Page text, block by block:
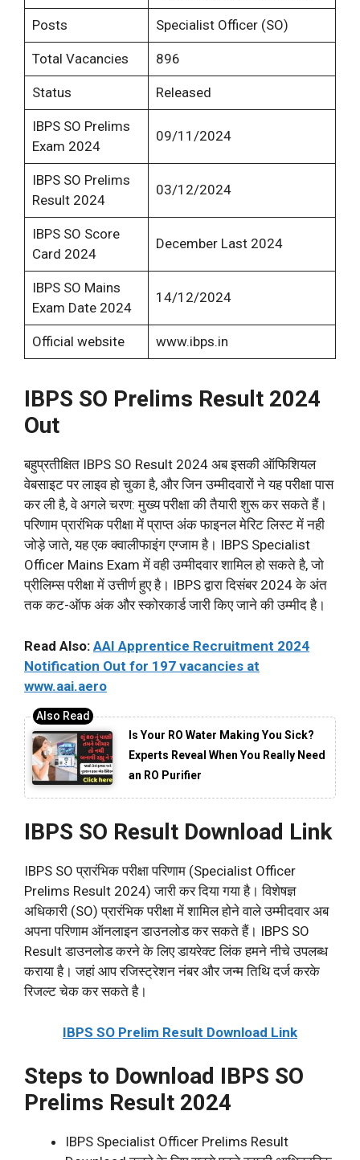
Posts Specialist Officer (SO)
Total Vacancies 896
Status Released
IBPS SO Prelims
Exam 2024
09/11/2024
IBPS SO Prelims
Result 2024
03/12/2024
IBPS SO Score
Card 2024
December Last 2024
IBPS SO Mains
Exam Date 2024
14/12/2024
Official website www.ibps.in
IBPS SO Prelims Result 2024
Out
बहुप्रतीक्षित IBPS SO Result 2024 अब इसकी ऑफिशियल
वेबसाइट पर लाइव हो चुका है, और जिन उम्मीदवारों ने यह परीक्षा पास
कर ली है, वे अगले चरण: मुख्य परीक्षा की तैयारी शुरू कर सकते हैं।
परिणाम प्रारंभिक परीक्षा में प्राप्त अंक फाइनल मेरिट लिस्ट में नही
जोड़े जाते, यह एक क्वालीफाइंग एग्जाम है। IBPS Specialist
Officer Mains Exam में वही उम्मीदवार शामिल हो सकते है, जो
प्रीलिम्स परीक्षा में उत्तीर्ण हुए है। IBPS द्वारा दिसंबर 2024 के अंत
तक कट-ऑफ अंक और स्कोरकार्ड जारी किए जाने की उम्मीद है।
Read Also: AAI Apprentice Recruitment 2024
Notification Out for 197 vacancies at
www.aai.aero
Is Your RO Water Making You Sick?
Experts Reveal When You Really Need
an RO Purifier
IBPS SO Result Download Link
IBPS SO प्रारंभिक परीक्षा परिणाम (Specialist Officer
Prelims Result 2024) जारी कर दिया गया है। विशेषज्ञ
अधिकारी (SO) प्रारंभिक परीक्षा में शामिल होने वाले उम्मीदवार अब
अपना परिणाम ऑनलाइन डाउनलोड कर सकते हैं। IBPS SO
Result डाउनलोड करने के लिए डायरेक्ट लिंक हमने नीचे उपलब्ध
कराया है। जहां आप रजिस्ट्रेशन नंबर और जन्म तिथि दर्ज करके
रिजल्ट चेक कर सकते है।
IBPS SO Prelim Result Download Link
Steps to Download IBPS SO
Prelims Result 2024
IBPS Specialist Officer Prelims Result